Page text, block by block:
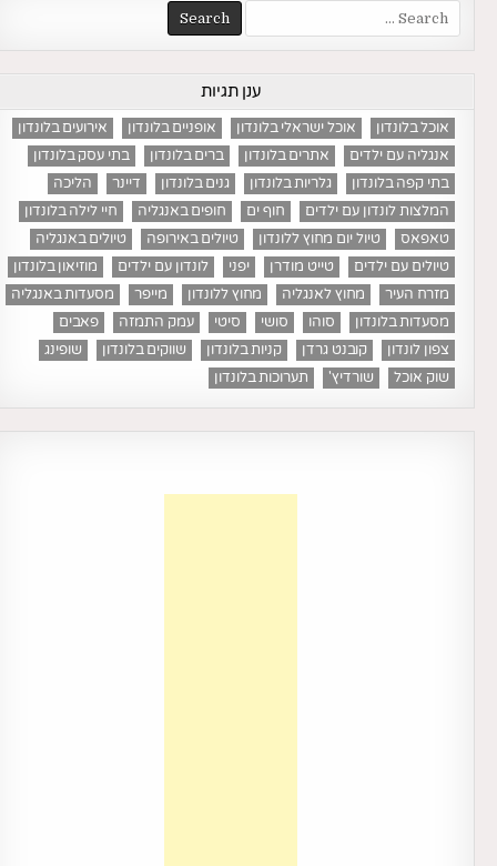
Search
for:
ענן תגיות
אוכל בלונדון אוכל ישראלי בלונדון אופניים בלונדון
אירועים בלונדון
אנגליה עם ילדים
אתרים בלונדון ברים בלונדון
בתי עסק בלונדון
בתי קפה בלונדון
גלריות בלונדון גנים בלונדון דיינר
הליכה
המלצות לונדון עם ילדים
חוף ים חופים באנגליה
חיי לילה בלונדון
טאפאס
טיול יום מחוץ ללונדון טיולים באירופה
טיולים באנגליה
טיולים עם ילדים
טייט מודרן יפני לונדון עם ילדים
מוזיאון בלונדון
מזרח העיר
מחוץ לאנגליה מחוץ ללונדון מייפר
מסעדות באנגליה
מסעדות בלונדון
סוהו סושי סיטי עמק התמזה
פאבים
צפון לונדון
קובנט גרדן קניות בלונדון שווקים בלונדון
שופינג
שוק אוכל
שורדיץ' תערוכות בלונדון